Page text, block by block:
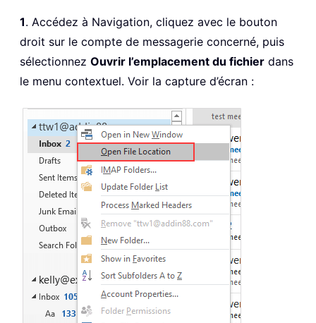
1. Accédez à Navigation, cliquez avec le bouton
droit sur le compte de messagerie concerné, puis
sélectionnez Ouvrir l’emplacement du fichier dans
le menu contextuel. Voir la capture d’écran :